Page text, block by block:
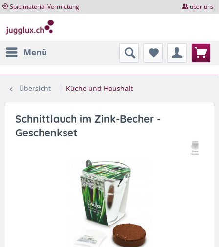
Spielmaterial Vermietung über uns
Menü
Übersicht Küche und Haushalt
Schnittlauch im Zink-Becher -
Geschenkset